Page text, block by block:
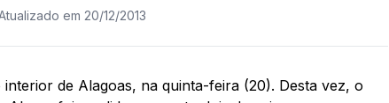
em 20/12/2013
de Alagoas, na quinta-feira (20). Desta vez, o